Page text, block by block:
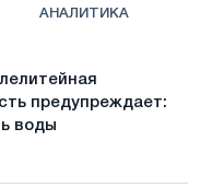
АНАЛИТИКА
предупреждает:
воды